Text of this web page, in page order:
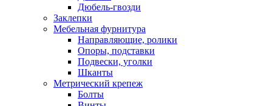
Дюбель-гвозди
Заклепки
Мебельная фурнитура
Направляющие, ролики
Опоры, подставки
Подвески, уголки
Шканты
Метрический крепеж
Болты